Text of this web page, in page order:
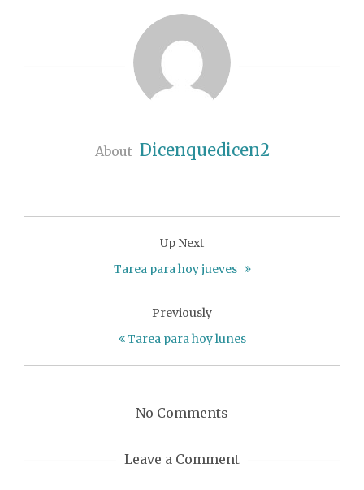
About Dicenquedicen2
Up Next
Tarea para hoy jueves
Previously
Tarea para hoy lunes
No Comments
Leave a Comment